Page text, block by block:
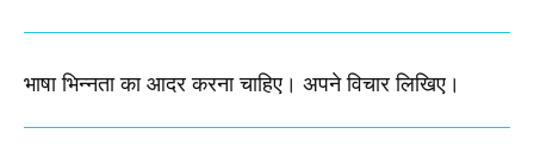
भाषा भिन्नता का आदर करना चाहिए। अपने विचार लिखिए।